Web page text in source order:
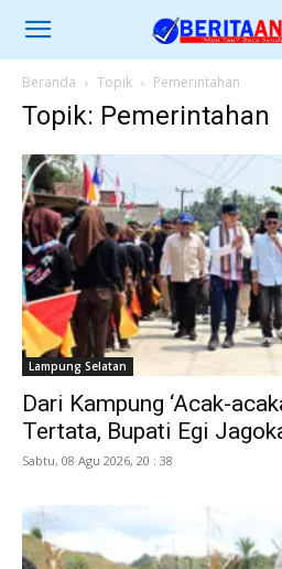
Beranda Topik Pemerintahan
Topik: Pemerintahan
Lampung Selatan
Dari Kampung ‘Acak-
Tertata, Bupati Egi
Sabtu, 08 Agu 2026, 20 : 38